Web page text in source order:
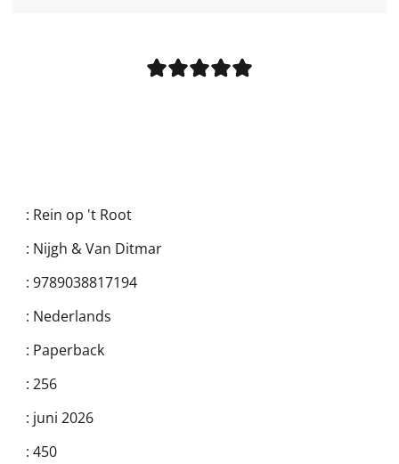
: Rein op 't Root
: Nijgh & Van Ditmar
: 9789038817194
: Nederlands
: Paperback
: 256
: juni 2026
: 450